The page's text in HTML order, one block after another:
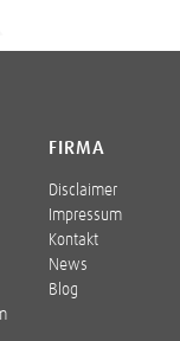
FIRMA
Disclaimer
Impressum
Kontakt
News
Blog